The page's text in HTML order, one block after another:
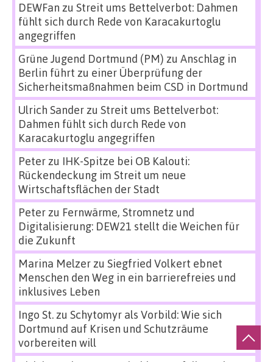
DEWFan zu Streit ums Bettelverbot: Dahmen
fühlt sich durch Rede von Karacakurtoglu
angegriffen
Grüne Jugend Dortmund (PM) zu Anschlag in
Berlin führt zu einer Überprüfung der
Sicherheitsmaßnahmen beim CSD in Dortmund
Ulrich Sanderzu Streit ums Bettelverbot:
Dahmen fühlt sich durch Rede von
Karacakurtoglu angegriffen
Peterzu IHK-Spitze bei OB Kalouti:
Rückendeckung im Streit um neue
Wirtschaftsflächen der Stadt
Peterzu Fernwärme, Stromnetz und
Digitalisierung: DEW21 stellt die Weichen für
die Zukunft
Marina Melzerzu Siegfried Volkert ebnet
Menschen den Weg in ein barrierefreies und
inklusives Leben
Ingo St.zu Schytomyr als Vorbild: Wie sich
Dortmund auf Krisen und Schutzräume
vorbereiten will